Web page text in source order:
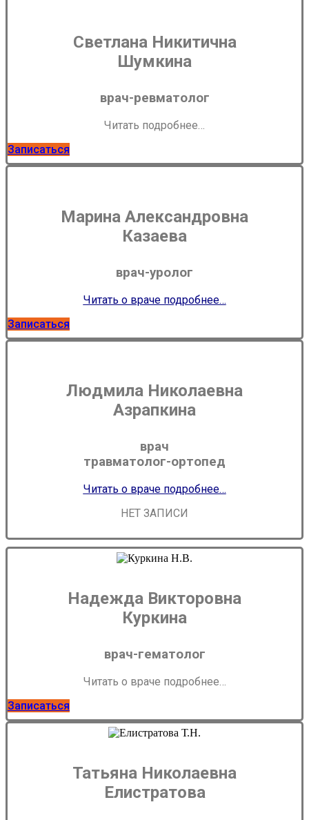
Светлана Никитична
Шумкина
врач-ревматолог
Читать подробнее…
Записаться
Марина Александровна
Казаева
врач-уролог
Читать о враче подробнее…
Записаться
Людмила Николаевна
Азрапкина
врач
травматолог-ортопед
Читать о враче подробнее…
НЕТ ЗАПИСИ
Надежда Викторовна
Куркина
врач-гематолог
Читать о враче подробнее…
Записаться
Татьяна Николаевна
Елистратова